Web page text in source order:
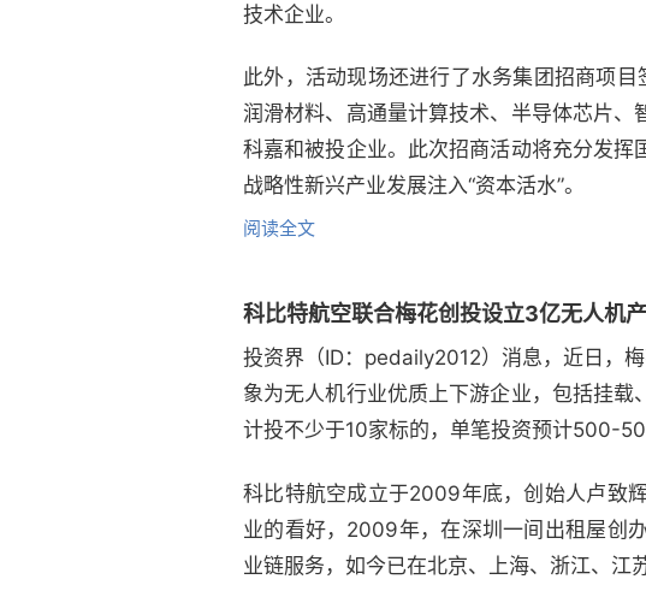
技术企业。
此外，活动现场还进行了水务集团招商项
润滑材料、高通量计算技术、半导体芯片
科嘉和被投企业。此次招商活动将充分发
战略性新兴产业发展注入“资本活水”。
阅读全文
科比特航空联合梅花创投设立3亿无人机
投资界（ID：pedaily2012）消息，近日，
象为无人机行业优质上下游企业，包括挂
计投不少于10家标的，单笔投资预计500-
科比特航空成立于2009年底，创始人卢致
业的看好，2009年，在深圳一间出租屋创
业链服务，如今已在北京、上海、浙江、江